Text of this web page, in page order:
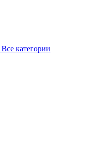
Все категории